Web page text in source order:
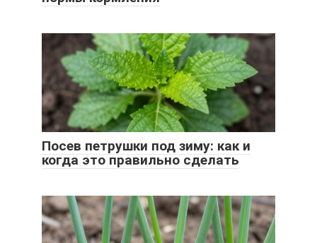
Посев петрушки под зиму: как и
когда это правильно сделать